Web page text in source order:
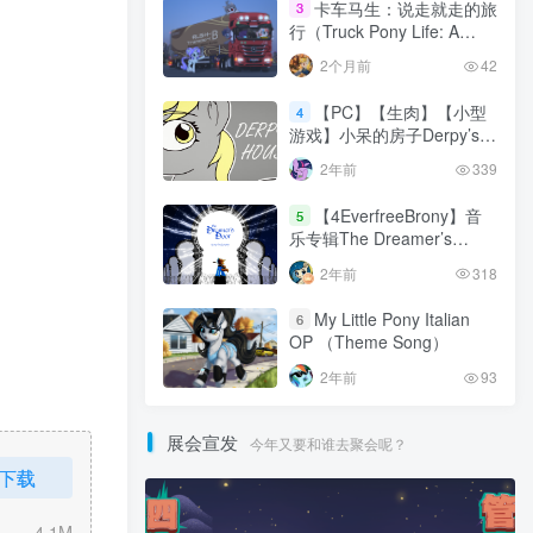
载
3 卡车马生：说走就走的旅
行（Truck Pony Life: A
Journey at the Turn of a
Key）2个月前 42
4
【PC】【生肉】【小型
游戏】小呆的房子Derpy’s
Fun House
2年前 339
5
【4EverfreeBrony】音
乐专辑The Dreamer’s
Door
2年前 318
6
My Little Pony Italian
OP （Theme Song）
2年前 93
展会宣发 今年又要和谁去聚会呢？